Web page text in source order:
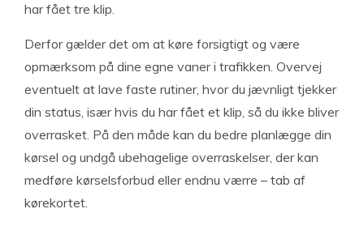
har fået tre klip.
Derfor gælder det om at køre forsigtigt og være
opmærksom på dine egne vaner i trafikken. Overvej
eventuelt at lave faste rutiner, hvor du jævnligt tjekker
din status, især hvis du har fået et klip, så du ikke bliver
overrasket. På den måde kan du bedre planlægge din
kørsel og undgå ubehagelige overraskelser, der kan
medføre kørselsforbud eller endnu værre – tab af
kørekortet.